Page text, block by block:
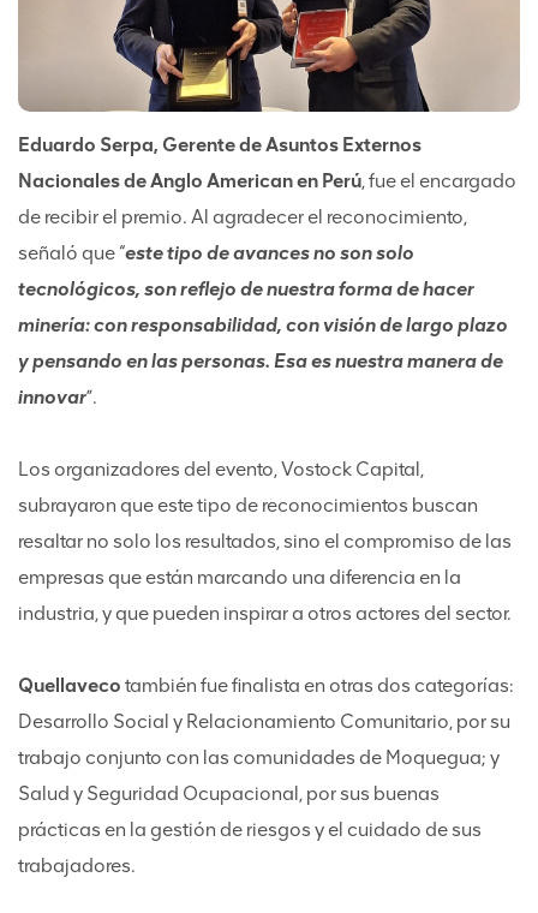
Eduardo Serpa, Gerente de Asuntos Externos
Nacionales de Anglo American en Perú, fue el encargado
de recibir el premio. Al agradecer el reconocimiento,
señaló que “este tipo de avances no son solo
tecnológicos, son reflejo de nuestra forma de hacer
minería: con responsabilidad, con visión de largo plazo
y pensando en las personas. Esa es nuestra manera de
innovar”.
Los organizadores del evento, Vostock Capital,
subrayaron que este tipo de reconocimientos buscan
resaltar no solo los resultados, sino el compromiso de las
empresas que están marcando una diferencia en la
industria, y que pueden inspirar a otros actores del sector.
Quellaveco también fue finalista en otras dos categorías:
Desarrollo Social y Relacionamiento Comunitario, por su
trabajo conjunto con las comunidades de Moquegua; y
Salud y Seguridad Ocupacional, por sus buenas
prácticas en la gestión de riesgos y el cuidado de sus
trabajadores.